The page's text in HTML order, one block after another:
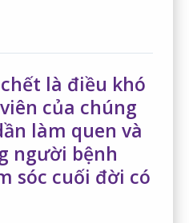
là điều khó
của chúng
làm quen và
người bệnh
sóc cuối đời có